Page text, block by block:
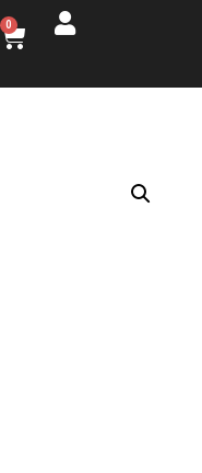
0